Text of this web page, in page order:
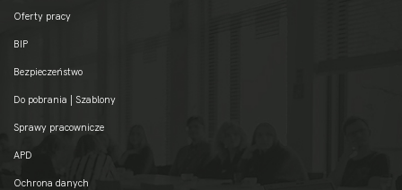
Oferty pracy
BIP
Bezpieczeństwo
Do pobrania | Szablony
Sprawy pracownicze
APD
Ochrona danych